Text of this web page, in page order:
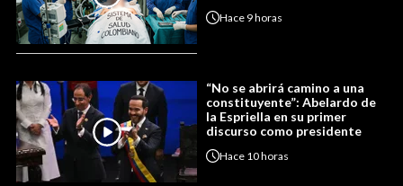
Hace 9 horas
“No se abrirá camino a una
constituyente”: Abelardo de
la Espriella en su primer
discurso como presidente
Hace 10 horas